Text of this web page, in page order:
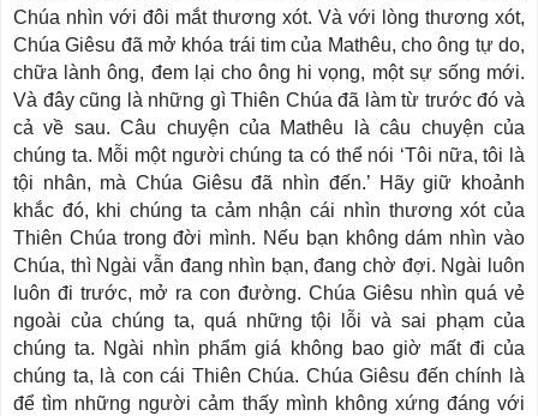
Chúa nhìn với đôi mắt thương xót. Và với lòng thương xót,
Chúa Giêsu đã mở khóa trái tim của Mathêu, cho ông tự do,
chữa lành ông, đem lại cho ông hi vọng, một sự sống mới.
Và đây cũng là những gì Thiên Chúa đã làm từ trước đó và
cả về sau. Câu chuyện của Mathêu là câu chuyện của
chúng ta. Mỗi một người chúng ta có thể nói ‘Tôi nữa, tôi là
tội nhân, mà Chúa Giêsu đã nhìn đến.’ Hãy giữ khoảnh
khắc đó, khi chúng ta cảm nhận cái nhìn thương xót của
Thiên Chúa trong đời mình. Nếu bạn không dám nhìn vào
Chúa, thì Ngài vẫn đang nhìn bạn, đang chờ đợi. Ngài luôn
luôn đi trước, mở ra con đường. Chúa Giêsu nhìn quá vẻ
ngoài của chúng ta, quá những tội lỗi và sai phạm của
chúng ta. Ngài nhìn phẩm giá không bao giờ mất đi của
chúng ta, là con cái Thiên Chúa. Chúa Giêsu đến chính là
để tìm những người cảm thấy mình không xứng đáng với